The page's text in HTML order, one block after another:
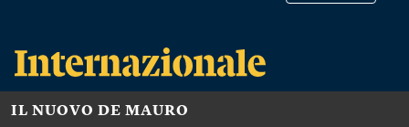
IL NUOVO DE MAURO